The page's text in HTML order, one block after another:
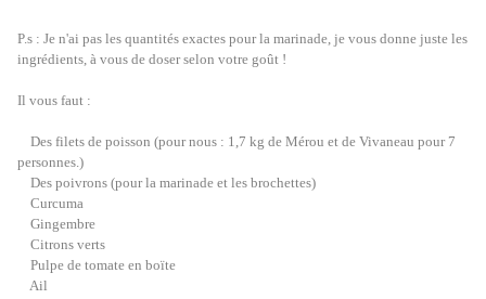
P.s : Je n'ai pas les quantités exactes pour la marinade, je vous donne juste les
ingrédients, à vous de doser selon votre goût !
Il vous faut :
Des filets de poisson (pour nous : 1,7 kg de Mérou et de Vivaneau pour 7
personnes.)
Des poivrons (pour la marinade et les brochettes)
Curcuma
Gingembre
Citrons verts
Pulpe de tomate en boïte
Ail